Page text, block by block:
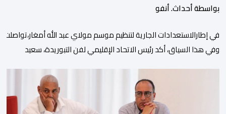
بواسطة أحداث. أنفو
في إطارالاستعدادات الجارية لتنظيم موسم مولاي عبد الله
وفي هذا السياق، أكد رئيس الاتحاد الإقليمي لفن التبوريدة، سعيد
ولم تخل هذه الدورة من مؤشرات إيجابية على مستوى تنوعالمشاركة،
وتبرز هذه الأرقام الحجم الكبير الذي باتت تعرفه تظاهرةالتبوريدة
ومن المرتقب أن تعرف فعاليات الموسم إقبالا جماهيريا